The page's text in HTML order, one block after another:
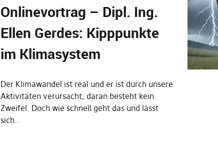
Onlinevortrag – Dipl. Ing.
Ellen Gerdes: Kipppunkte
im Klimasystem
Der Klimawandel ist real und er ist durch unsere
Aktivitäten verursacht, daran besteht kein
Zweifel. Doch wie schnell geht das und lässt
sich…